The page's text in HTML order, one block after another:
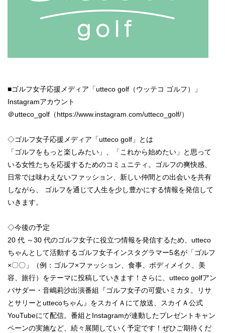
■ゴルフ女子応援メディア「utteco golf（ウッテコ ゴルフ）」
Instagramアカウント
＠utteco_golf（https://www.instagram.com/utteco_golf/）
◇ゴルフ女子応援メディア「utteco golf」とは
「ゴルフをもっと楽しみたい」、「これから始めたい」と思って
いる女性たちを応援するためのコミュニティ。ゴルフの爽快感、
日常では味わえないファッション、新しい仲間との出会いを共有
しながら、 ゴルフを通じて人生を少し豊かにする情報を発信して
いきます。
◇今後の予定
20 代 ～30 代のゴルフ女子に役立つ情報を発信するため、utteco
ちゃんとして活動するゴルフ女子インスタグラマー5名が「ゴルフ
×〇〇」（例：ゴルフ×ファッション、食事、ボディメイク、美
容、旅行）をテーマに投稿していきます！さらに、utteco golfアン
バサダー・音嶋莉沙出演番組『ゴルフ女子の可愛いミカタ。リサ
とサリーとuttecoちゃん』をスカイＡにて放送、スカイＡ公式
YouTubeにて配信。番組とInstagramが連動したプレゼントキャン
ペーンの実施など、続々展開していく予定です！ぜひご期待くだ